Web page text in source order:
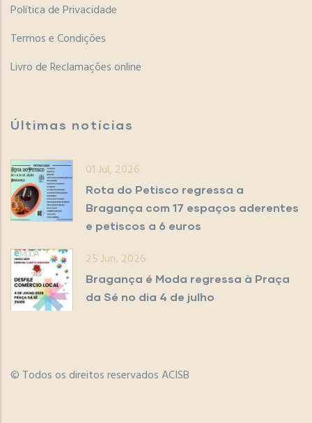
Política de Privacidade
Termos e Condições
Livro de Reclamações online
Últimas notícias
01 Jul, 2026
Rota do Petisco regressa a
Bragança com 17 espaços aderentes
e petiscos a 6 euros
25 Jun, 2026
Bragança é Moda regressa à Praça
da Sé no dia 4 de julho
© Todos os direitos reservados ACISB